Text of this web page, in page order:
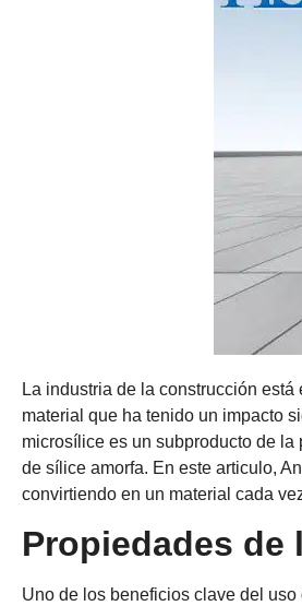
La industria de la construcción
material que ha tenido un impacto
microsílice es un subproducto de
de sílice amorfa. En este articulo,
convirtiendo en un material cada
Propiedades de
Uno de los beneficios clave del